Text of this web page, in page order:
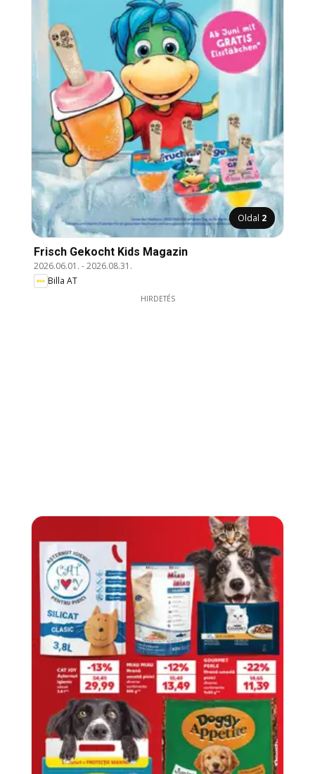
Oldal 2
Frisch Gekocht Kids Magazin
2026.06.01. -2026.08.31.
Billa AT
HIRDETÉS